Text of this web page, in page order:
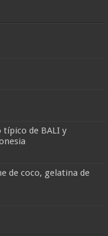
de BALI y
de coco, gelatina de